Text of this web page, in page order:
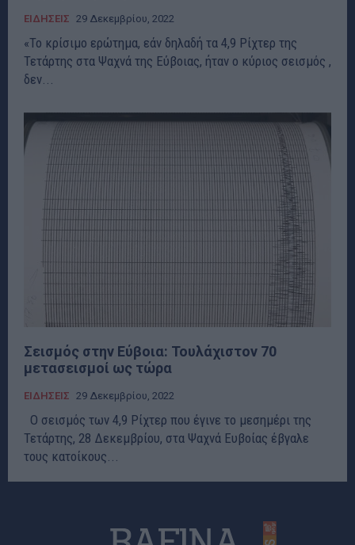
ΕΙΔΗΣΕΙΣ 29 Δεκεμβρίου, 2022
«Το κρίσιμο ερώτημα, εάν δηλαδή τα 4,9 Ρίχτερ της
Τετάρτης στα Ψαχνά της Εύβοιας, ήταν ο κύριος σεισμός ,
δεν...
Σεισμός στην Εύβοια: Τουλάχιστον 70
μετασεισμοί ως τώρα
ΕΙΔΗΣΕΙΣ 29 Δεκεμβρίου, 2022
Τετάρτης, 28 Δεκεμβρίου, στα Ψαχνά Ευβοίας έβγαλε
τους κατοίκους...